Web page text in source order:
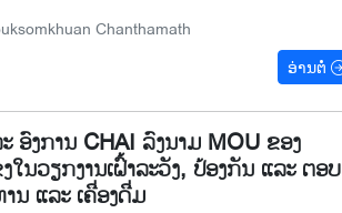
Chanthamath
ອ່ານຕໍ່
ອົງການ CHAI ລົງນາມ MOU ຂອງ
ໃນວຽກງານເຝົ້າລະວັງ, ປ້ອງກັນ ແລະ ຕອບ
ນ ແລະ ເຄື່ອງດື່ມ